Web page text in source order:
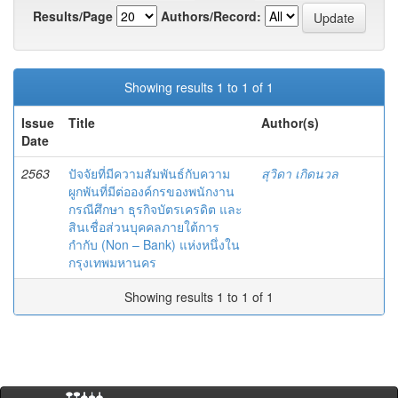
Results/Page
Authors/Record:
Showing results 1 to 1 of 1
Issue
Date
Title Author(s)
2563
ปัจจัยที่มีความสัมพันธ์กับความ
ผูกพันที่มีต่อองค์กรของพนักงาน
กรณีศึกษา ธุรกิจบัตรเครดิต และ
สินเชื่อส่วนบุคคลภายใต้การ
กำกับ (Non – Bank) แห่งหนึ่งใน
กรุงเทพมหานคร
สุวิดา เกิดนวล
Showing results 1 to 1 of 1